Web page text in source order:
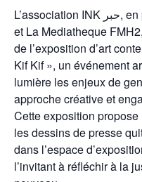
L’association INK حبر, en partenariat avec l’ADFM Rabat
et La Mediatheque
de l’exposition d’art
Kif Kif », un événement
lumière les enjeux de
approche créative et
Cette exposition
les dessins de presse
dans l’espace
l’invitant à réfléchir à la